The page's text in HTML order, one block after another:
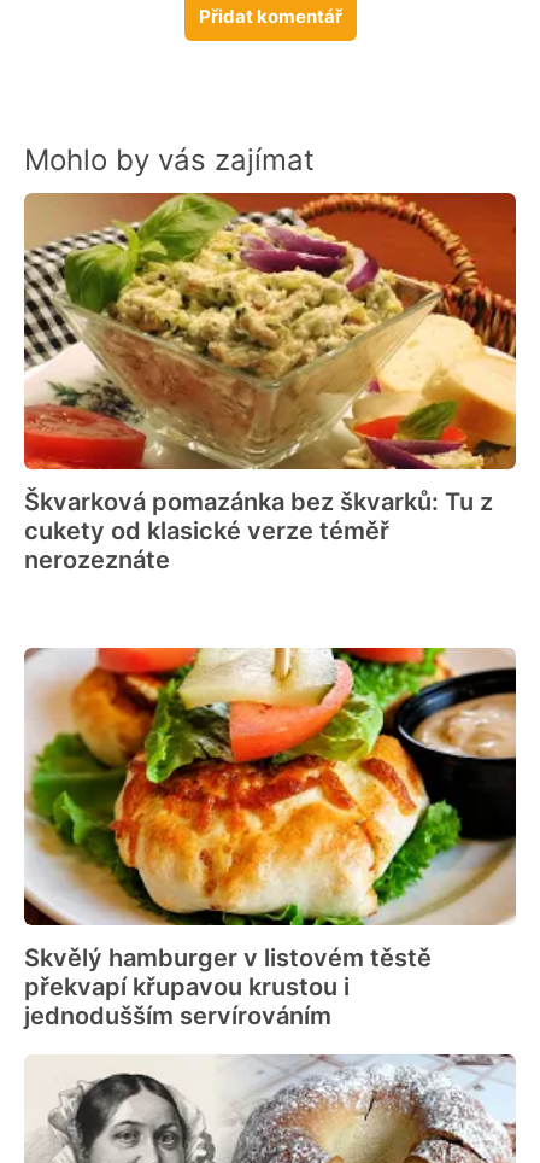
Přidat komentář
Mohlo by vás zajímat
Škvarková pomazánka bez škvarků: Tu z
cukety od klasické verze téměř
nerozeznáte
Skvělý hamburger v listovém těstě
překvapí křupavou krustou i
jednodušším servírováním